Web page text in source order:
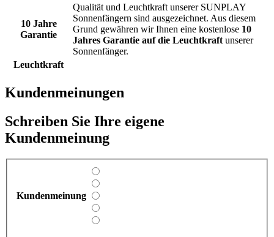
10 Jahre
Garantie
Qualität und Leuchtkraft unserer SUNPLAY
Sonnenfängern sind ausgezeichnet. Aus diesem
Grund gewähren wir Ihnen eine kostenlose 10
Jahres Garantie auf die Leuchtkraft unserer
Sonnenfänger.
Leuchtkraft
Kundenmeinungen
Schreiben Sie Ihre eigene
Kundenmeinung
Kundenmeinung